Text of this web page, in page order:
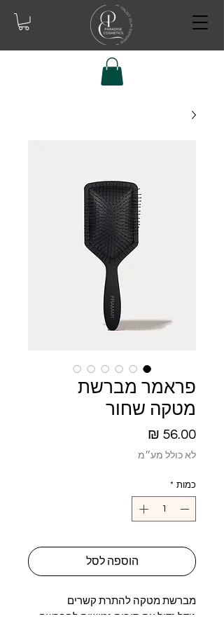
פראמר מברשת
מטקה שחור
לא כולל מע״מ
כמות *
הוספה לסל
מברשת מטקה להתרת קשרים
גודל גדול עם סיבים גמישים להברשה